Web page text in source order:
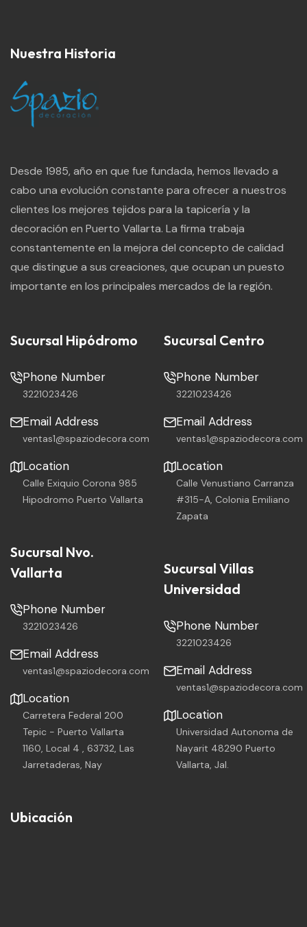
Nuestra Historia
Desde 1985, año en que fue fundada, hemos llevado a
cabo una evolución constante para ofrecer a nuestros
clientes los mejores tejidos para la tapicería y la
decoración en Puerto Vallarta. La firma trabaja
constantemente en la mejora del concepto de calidad
que distingue a sus creaciones, que ocupan un puesto
importante en los principales mercados de la región.
Sucursal Hipódromo
Phone Number
3221023426
Email Address
ventas1@spaziodecora.com
Location
Calle Exiquio Corona 985
Hipodromo Puerto Vallarta
Sucursal Nvo.
Vallarta
Phone Number
3221023426
Email Address
ventas1@spaziodecora.com
Location
Carretera Federal 200
Tepic - Puerto Vallarta
1160, Local 4 , 63732, Las
Jarretaderas, Nay
Sucursal Centro
Phone Number
3221023426
Email Address
ventas1@spaziodecora.com
Location
Calle Venustiano Carranza
#315-A, Colonia Emiliano
Zapata
Sucursal Villas
Universidad
Phone Number
3221023426
Email Address
ventas1@spaziodecora.com
Location
Universidad Autonoma de
Nayarit 48290 Puerto
Vallarta, Jal.
Ubicación